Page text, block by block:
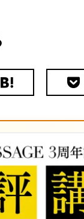
は
ク
マ
ー
ク